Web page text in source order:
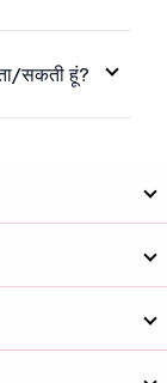
सकती हूं?